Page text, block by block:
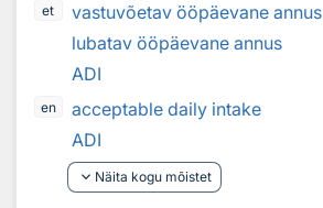
et
vastuvõetav ööpäevane annus
lubatav ööpäevane annus
ADI
en
acceptable daily intake
ADI
keyboard_arrow_down Näita kogu mõistet